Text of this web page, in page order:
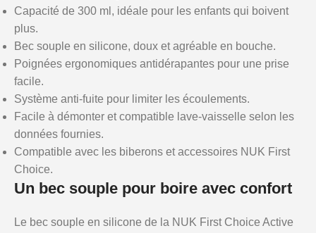
Capacité de 300 ml, idéale pour les enfants qui boivent
plus.
Bec souple en silicone, doux et agréable en bouche.
Poignées ergonomiques antidérapantes pour une prise
facile.
Système anti-fuite pour limiter les écoulements.
Facile à démonter et compatible lave-vaisselle selon les
données fournies.
Compatible avec les biberons et accessoires NUK First
Choice.
Un bec souple pour boire avec confort
Le bec souple en silicone de la NUK First Choice Active